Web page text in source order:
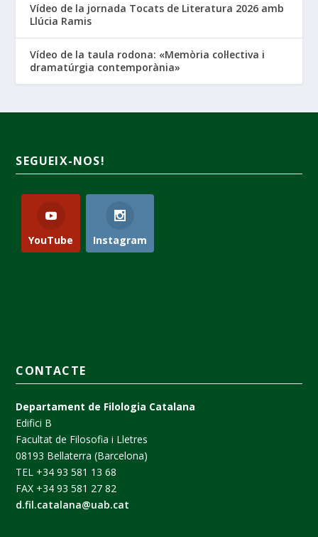
Vídeo de la jornada Tocats de Literatura 2026 amb
Llúcia Ramis
Vídeo de la taula rodona: «Memòria col·lectiva i
dramatúrgia contemporània»
SEGUEIX-NOS!
YouTube Instagram
CONTACTE
Departament de Filologia Catalana
Edifici B
Facultat de Filosofia i Lletres
08193 Bellaterra (Barcelona)
TEL +34 93 581 13 68
FAX +34 93 581 27 82
d.fil.catalana@uab.cat